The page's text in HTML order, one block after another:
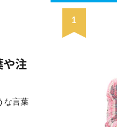
や注
な言葉